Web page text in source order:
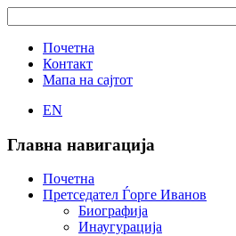
Почетна
Контакт
Мапа на сајтот
EN
Главна навигација
Почетна
Претседател Ѓорге Иванов
Биографија
Инаугурација